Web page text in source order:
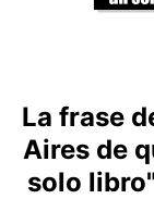
La frase
Aires de
solo